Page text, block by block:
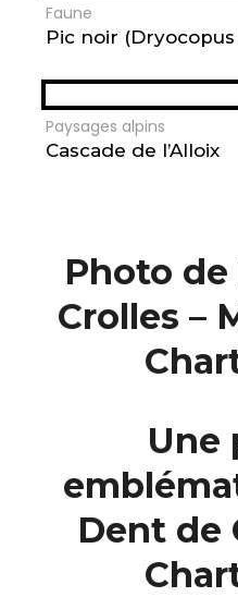
Faune
Pic noir
Paysages alpins
Cascade de l’Alloix
Photo
Crolles –
Une
Dent de